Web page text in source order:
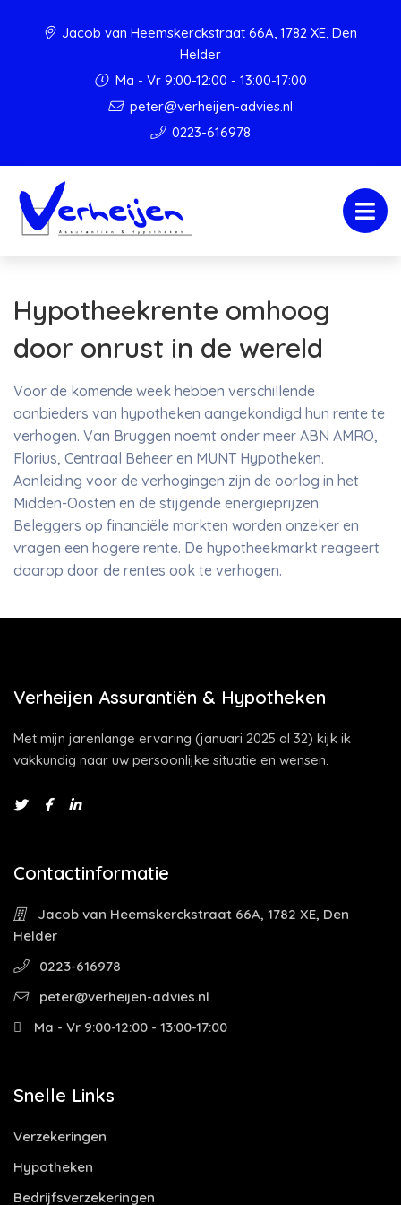
Jacob van Heemskerckstraat 66A, 1782 XE, Den
Helder
Ma - Vr 9:00-12:00 - 13:00-17:00
peter@verheijen-advies.nl
0223-616978
Hypotheekrente omhoog
door onrust in de wereld
Voor de komende week hebben verschillende
aanbieders van hypotheken aangekondigd hun rente te
verhogen. Van Bruggen noemt onder meer ABN AMRO,
Florius, Centraal Beheer en MUNT Hypotheken.
Aanleiding voor de verhogingen zijn de oorlog in het
Midden-Oosten en de stijgende energieprijzen.
Beleggers op financiële markten worden onzeker en
vragen een hogere rente. De hypotheekmarkt reageert
daarop door de rentes ook te verhogen.
Verheijen Assurantiën & Hypotheken
Met mijn jarenlange ervaring (januari 2025 al 32) kijk ik
vakkundig naar uw persoonlijke situatie en wensen.
Contactinformatie
Jacob van Heemskerckstraat 66A, 1782 XE, Den
Helder
0223-616978
peter@verheijen-advies.nl
Ma - Vr 9:00-12:00 - 13:00-17:00
Snelle Links
Verzekeringen
Hypotheken
Bedrijfsverzekeringen